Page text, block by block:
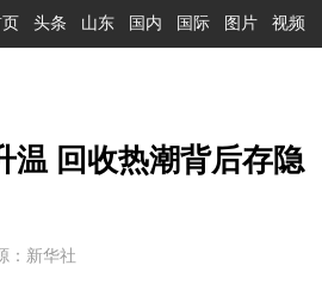
头条 山东 国内 国际 图片 视频
温 回收热潮背后存隐
：新华社